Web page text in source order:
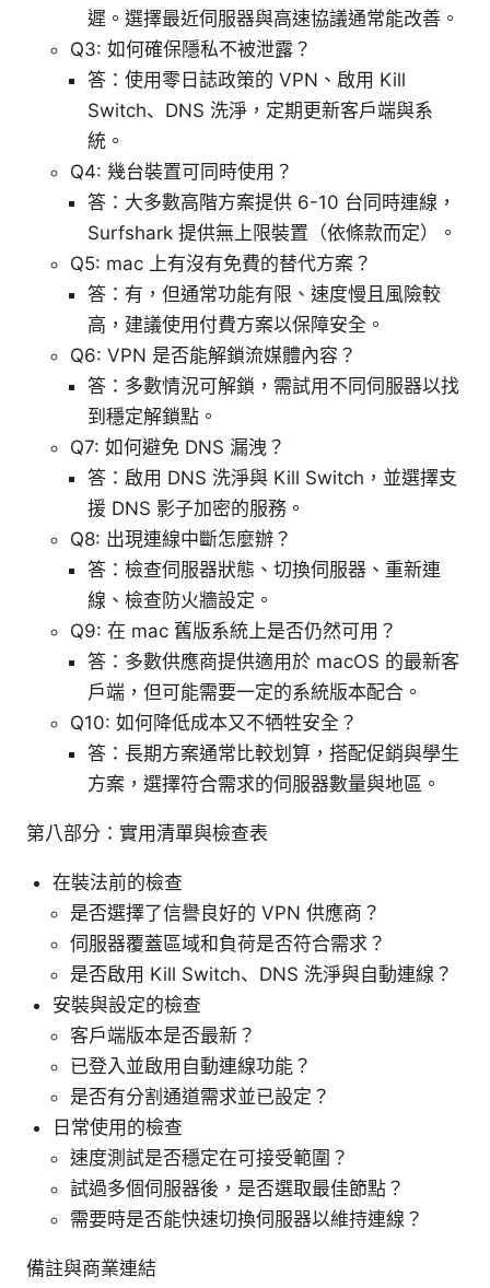
遲。選擇最近伺服器與高速協議通常能改善。
Q3: 如何確保隱私不被泄露？
答：使用零日誌政策的 VPN、啟用 Kill
Switch、DNS 洗淨，定期更新客戶端與系
統。
Q4: 幾台裝置可同時使用？
答：大多數高階方案提供 6-10 台同時連線，
Surfshark 提供無上限裝置（依條款而定）。
Q5: mac 上有沒有免費的替代方案？
答：有，但通常功能有限、速度慢且風險較
高，建議使用付費方案以保障安全。
Q6: VPN 是否能解鎖流媒體內容？
答：多數情況可解鎖，需試用不同伺服器以找
到穩定解鎖點。
Q7: 如何避免 DNS 漏洩？
答：啟用 DNS 洗淨與 Kill Switch，並選擇支
援 DNS 影子加密的服務。
Q8: 出現連線中斷怎麼辦？
答：檢查伺服器狀態、切換伺服器、重新連
線、檢查防火牆設定。
Q9: 在 mac 舊版系統上是否仍然可用？
答：多數供應商提供適用於 macOS 的最新客
戶端，但可能需要一定的系統版本配合。
Q10: 如何降低成本又不牺牲安全？
答：長期方案通常比較划算，搭配促銷與學生
方案，選擇符合需求的伺服器數量與地區。
第八部分：實用清單與檢查表
在裝法前的檢查
是否選擇了信譽良好的 VPN 供應商？
伺服器覆蓋區域和負荷是否符合需求？
是否啟用 Kill Switch、DNS 洗淨與自動連線？
安裝與設定的檢查
客戶端版本是否最新？
已登入並啟用自動連線功能？
是否有分割通道需求並已設定？
日常使用的檢查
速度測試是否穩定在可接受範圍？
試過多個伺服器後，是否選取最佳節點？
需要時是否能快速切換伺服器以維持連線？
備註與商業連結